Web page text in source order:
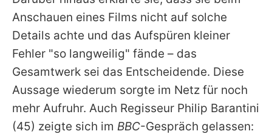
Anschauen eines Films nicht auf solche
Details achte und das Aufspüren kleiner
Fehler "so langweilig" fände – das
Gesamtwerk sei das Entscheidende. Diese
Aussage wiederum sorgte im Netz für noch
mehr Aufruhr. Auch Regisseur Philip Barantini
(45) zeigte sich im BBC-Gespräch gelassen: